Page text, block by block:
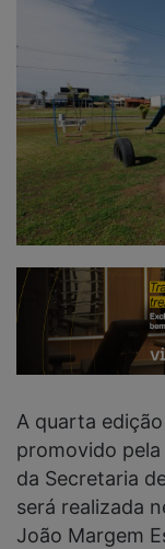
A quarta
promovido
da Secretaria
será realizada
João Margem